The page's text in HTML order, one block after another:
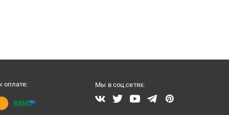
оплате: Мы в соц.сетях: